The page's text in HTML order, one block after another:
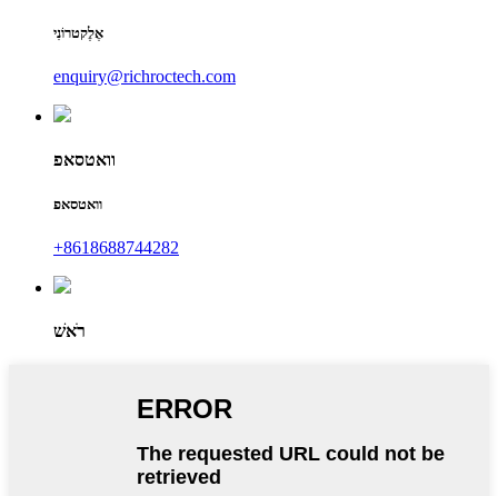
אֶלֶקטרוֹנִי
enquiry@richroctech.com
וואטסאפ
וואטסאפ
‎+8618688744282
רֹאשׁ